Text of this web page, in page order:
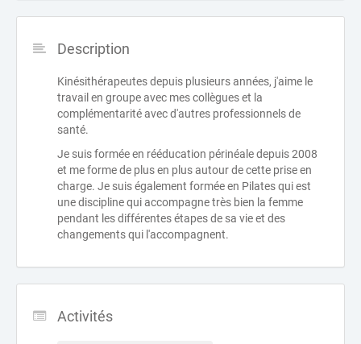
Description
Kinésithérapeutes depuis plusieurs années, j'aime le
travail en groupe avec mes collègues et la
complémentarité avec d'autres professionnels de
santé.
Je suis formée en rééducation périnéale depuis 2008
et me forme de plus en plus autour de cette prise en
charge. Je suis également formée en Pilates qui est
une discipline qui accompagne très bien la femme
pendant les différentes étapes de sa vie et des
changements qui l'accompagnent.
Activités